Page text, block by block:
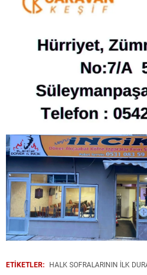
ETİKETLER: HALK SOFRALARININ İLK